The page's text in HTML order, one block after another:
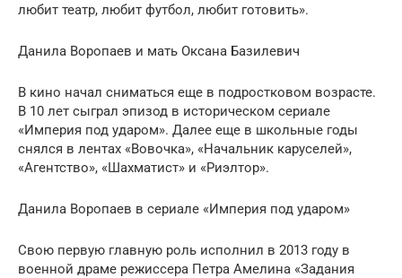
любит театр, любит футбол, любит готовить».
Данила Воропаев и мать Оксана Базилевич
В кино начал сниматься еще в подростковом возрасте.
В 10 лет сыграл эпизод в историческом сериале
«Империя под ударом». Далее еще в школьные годы
снялся в лентах «Вовочка», «Начальник каруселей»,
«Агентство», «Шахматист» и «Риэлтор».
Данила Воропаев в сериале «Империя под ударом»
Свою первую главную роль исполнил в 2013 году в
военной драме режиссера Петра Амелина «Задания